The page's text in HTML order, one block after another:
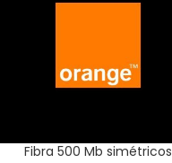
Fibra 500 Mb simétricos